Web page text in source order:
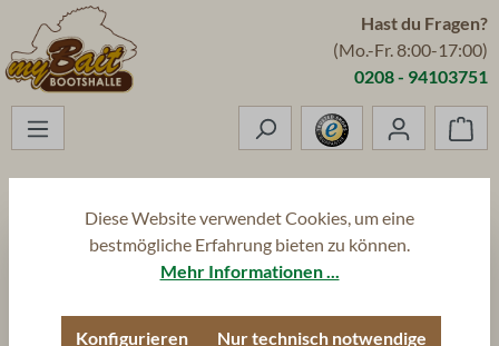
Zum Hauptinhalt springen
Hast du Fragen?
(Mo.-Fr. 8:00-17:00)
0208 - 94103751
Vertrag widerrufen
Diese Website verwendet Cookies, um eine
bestmögliche Erfahrung bieten zu können.
Mehr Informationen ...
Nur technisch notwendige
Konfigurieren